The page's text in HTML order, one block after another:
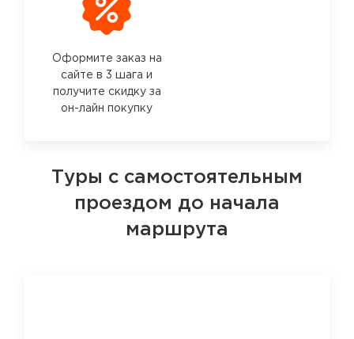
Оформите заказ на
сайте в 3 шага и
получите скидку за
он-лайн покупку
Туры с самостоятельным
проездом до начала
маршрута